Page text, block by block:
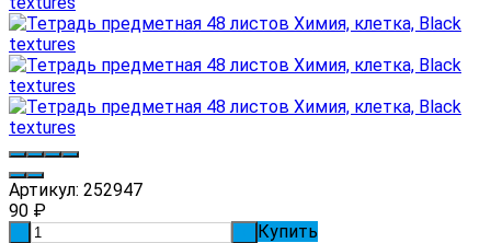
Артикул: 252947
90 ₽
Купить